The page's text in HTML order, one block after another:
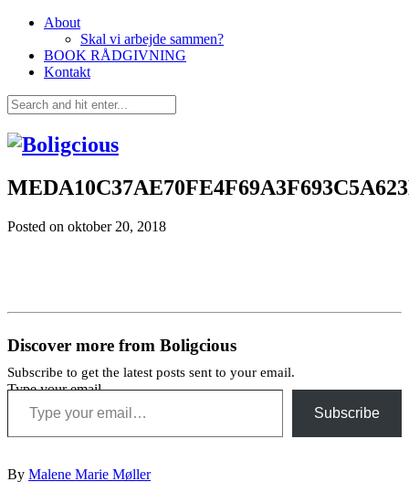
About
Skal vi arbejde sammen?
BOOK RÅDGIVNING
Kontakt
Posted on oktober 20, 2018
Discover more from Boligcious
Subscribe to get the latest posts sent to your email.
Type your email…
Subscribe
By Malene Marie Møller